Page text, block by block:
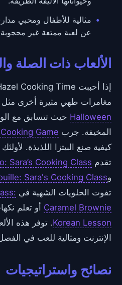
مثالية للأطفال ومحبي
عن لعبة ممتعة غير محجوبة.
الألعاب ذات الصلة
مغامرات طهي مثيرة أخرى مثل
Halloweenحيث تتسابق مع
المخيفة. جرب Game
كيفية صنع البيتزا اللذيذة.
تقدم Sara’s Cooking Class
وSara's Cooking Class
تفوت الحلويات الشهية في
Caramel Brownieأو تعلم
Korean Lesson. توفر هذه
الإنترنت ومثالية للعب في
نصائح واستراتيجيات